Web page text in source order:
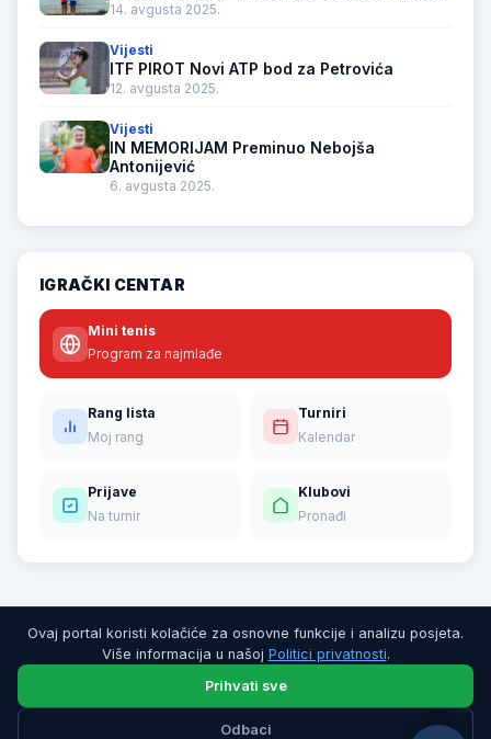
14. avgusta 2025.
Vijesti
ITF PIROT Novi ATP bod za Petrovića
12. avgusta 2025.
Vijesti
IN MEMORIJAM Preminuo Nebojša
Antonijević
6. avgusta 2025.
IGRAČKI CENTAR
Mini tenis
Program za najmlađe
Rang lista
Moj rang
Turniri
Kalendar
Prijave
Na turnir
Klubovi
Pronađi
Ovaj portal koristi kolačiće za osnovne funkcije i analizu posjeta.
Više informacija u našoj Politici privatnosti.
Prihvati sve
Odbaci